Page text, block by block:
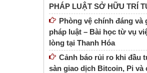
PHÁP LUẬT SỞ HỮU TRÍ
Phòng vệ chính đáng và
pháp luật – Bài học từ vụ
lòng tại Thanh Hóa
Cảnh báo rủi ro khi đầu
sàn giao dịch Bitcoin, Pi và